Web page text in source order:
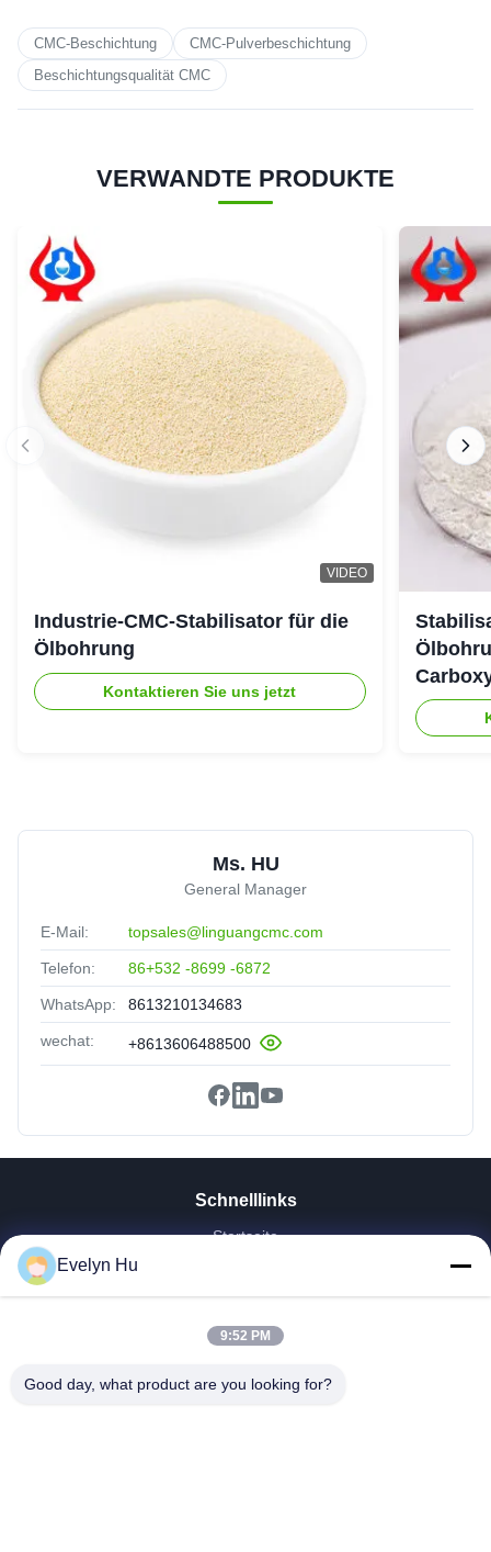
CMC-Beschichtung
CMC-Pulverbeschichtung
Beschichtungsqualität CMC
VERWANDTE PRODUKTE
VIDEO
Industrie-CMC-Stabilisator für die
Ölbohrung
Kontaktieren Sie uns jetzt
Ms. HU
General Manager
E-Mail: topsales@linguangcmc.com
Telefon: 86+532 -8699 -6872
WhatsApp: 8613210134683
wechat: +8613606488500
Schnelllinks
Startseite
VR Show
Fabrik Tour
Qualitätskontrolle
Evelyn Hu
9:52 PM
Good day, what product are you looking for?